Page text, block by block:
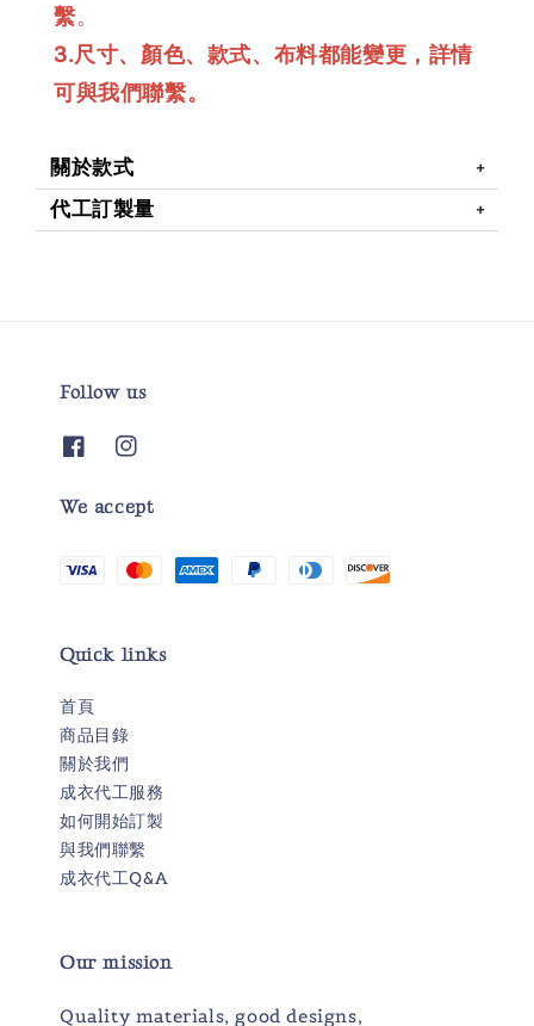
繫。
3.尺寸、顏色、款式、布料都能變更，詳情
可與我們聯繫。
關於款式
代工訂製量
Follow us
We accept
Quick links
首頁
商品目錄
關於我們
成衣代工服務
如何開始訂製
與我們聯繫
成衣代工Q&A
Our mission
Quality materials, good designs,